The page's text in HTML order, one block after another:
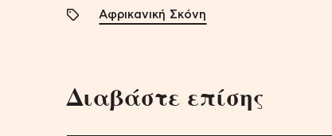
Αφρικανική Σκόνη
Διαβάστε επίσης